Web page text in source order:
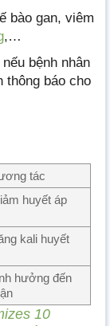
bào gan, viêm
,…
bệnh nhân
thông báo cho
tác
huyết áp
kali huyết
hưởng đến
10